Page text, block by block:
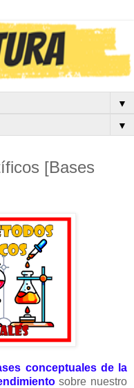
▼
▼
[Bases
conceptuales de la
sobre nuestro